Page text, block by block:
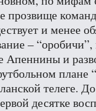
прозвище
и менее
–
Апеннины и
плане
телеге.
десятке